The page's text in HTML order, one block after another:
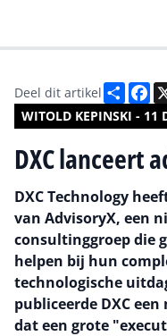
WITOLD KEPINSKI - 11
Deel dit artikel Deel
DXC lanceert
DXC Technology
van AdvisoryX, een
consultinggroep die
helpen bij hun
technologische
publiceerde DXC
dat een grote